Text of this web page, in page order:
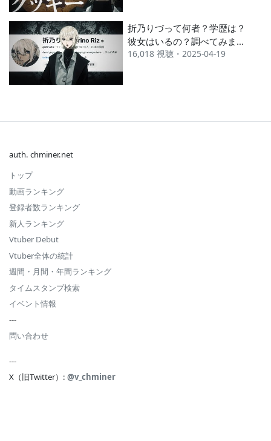
折乃りづって何者？学歴は？
彼女はいるの？調べてみまし
た！
16,018 視聴・2025-04-19
auth. chminer.net
トップ
動画ランキング
登録者数ランキング
新人ランキング
Vtuber Debut
Vtuber全体の統計
週間・月間・年間ランキング
タイムスタンプ検索
イベント情報
---
問い合わせ
---
X（旧Twitter）: @v_chminer